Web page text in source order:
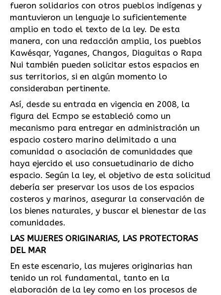
fueron solidarios con otros pueblos indígenas y
mantuvieron un lenguaje lo suficientemente
amplio en todo el texto de la ley. De esta
manera, con una redacción amplia, los pueblos
Kawésqar, Yaganes, Changos, Diaguitas o Rapa
Nui también pueden solicitar estos espacios en
sus territorios, si en algún momento lo
consideraban pertinente.
Así, desde su entrada en vigencia en 2008, la
figura del Ecmpo se estableció como un
mecanismo para entregar en administración un
espacio costero marino delimitado a una
comunidad o asociación de comunidades que
haya ejercido el uso consuetudinario de dicho
espacio. Según la ley, el objetivo de esta solicitud
debería ser preservar los usos de los espacios
costeros y marinos, asegurar la conservación de
los bienes naturales, y buscar el bienestar de las
comunidades.
LAS MUJERES ORIGINARIAS, LAS PROTECTORAS
DEL MAR
En este escenario, las mujeres originarias han
tenido un rol fundamental, tanto en la
elaboración de la ley como en los procesos de